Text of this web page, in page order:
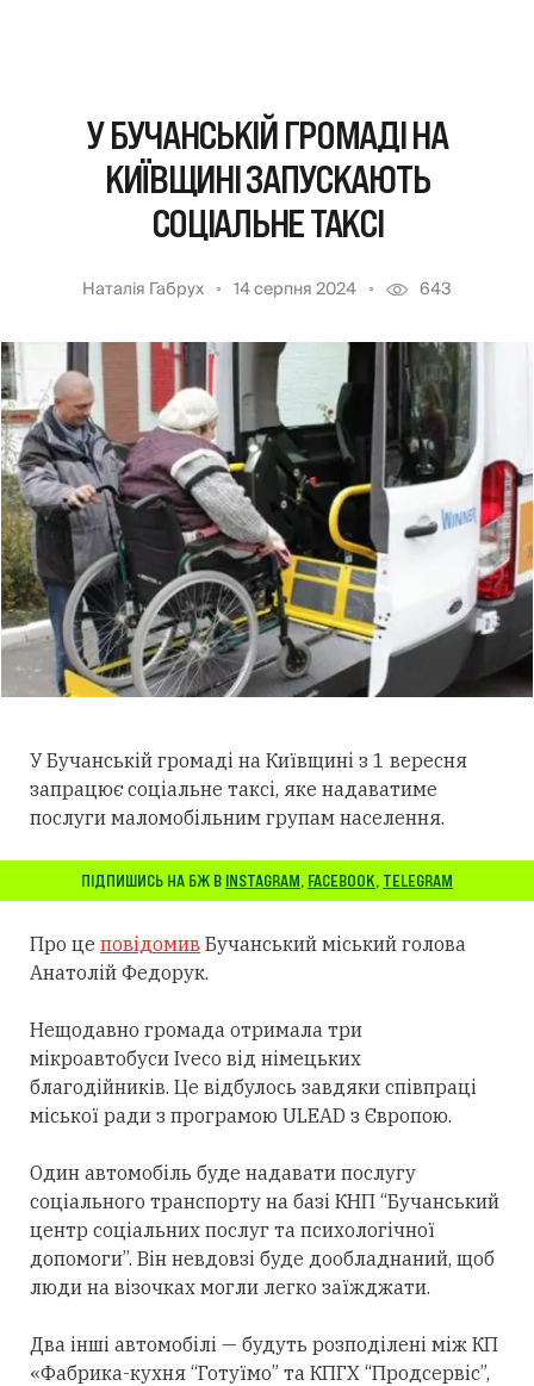
У БУЧАНСЬКІЙ ГРОМАДІ НА
КИЇВЩИНІ ЗАПУСКАЮТЬ
СОЦІАЛЬНЕ ТАКСІ
Наталія Габрух 14 серпня 2024 643
У Бучанській громаді на Київщині з 1 вересня
запрацює соціальне таксі, яке надаватиме
послуги маломобільним групам населення.
ПІДПИШИСЬ НА БЖ В INSTAGRAM, FACEBOOK, TELEGRAM
Про це повідомив Бучанський міський голова
Анатолій Федорук.
Нещодавно громада отримала три
мікроавтобуси Iveco від німецьких
благодійників. Це відбулось завдяки співпраці
міської ради з програмою ULEAD з Європою.
Один автомобіль буде надавати послугу
соціального транспорту на базі КНП “Бучанський
центр соціальних послуг та психологічної
допомоги”. Він невдовзі буде дообладнаний, щоб
люди на візочках могли легко заїжджати.
Два інші автомобілі — будуть розподілені між КП
«Фабрика-кухня “Готуїмо” та КПГХ “Продсервіс”,